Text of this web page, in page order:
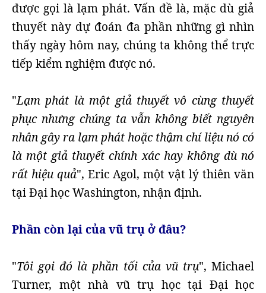
được gọi là lạm phát. Vấn đề là, mặc dù giả
thuyết này dự đoán đa phần những gì nhìn
thấy ngày hôm nay, chúng ta không thể trực
tiếp kiểm nghiệm được nó.
"Lạm phát là một giả thuyết vô cùng thuyết
phục nhưng chúng ta vẫn không biết nguyên
nhân gây ra lạm phát hoặc thậm chí liệu nó có
là một giả thuyết chính xác hay không dù nó
rất hiệu quả", Eric Agol, một vật lý thiên văn
tại Đại học Washington, nhận định.
Phần còn lại của vũ trụ ở đâu?
"Tôi gọi đó là phần tối của vũ trụ", Michael
Turner, một nhà vũ trụ học tại Đại học